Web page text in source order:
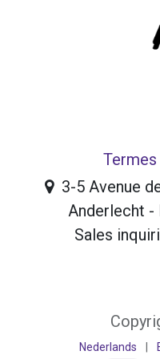
3-5 Avenue
Anderlecht -
Sales
Nederlands